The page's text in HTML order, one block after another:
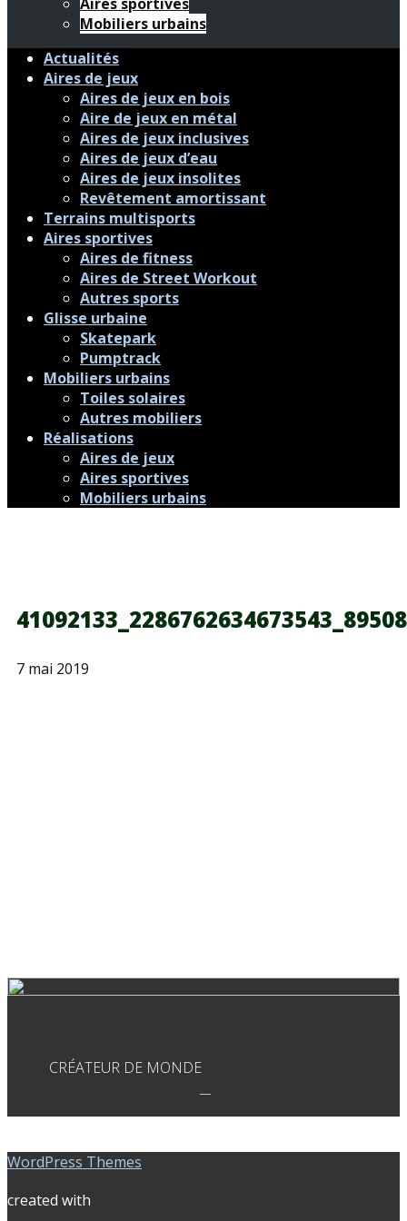
Mobiliers urbains
Actualités
Aires de jeux
Aires de jeux en bois
Aire de jeux en métal
Aires de jeux inclusives
Aires de jeux d’eau
Aires de jeux insolites
Revêtement amortissant
Terrains multisports
Aires sportives
Aires de fitness
Aires de Street Workout
Autres sports
Glisse urbaine
Skatepark
Pumptrack
Mobiliers urbains
Toiles solaires
Autres mobiliers
Réalisations
Aires de jeux
Aires sportives
Mobiliers urbains
7 mai 2019
CRÉATEUR DE MONDE
WordPress Themes
created with